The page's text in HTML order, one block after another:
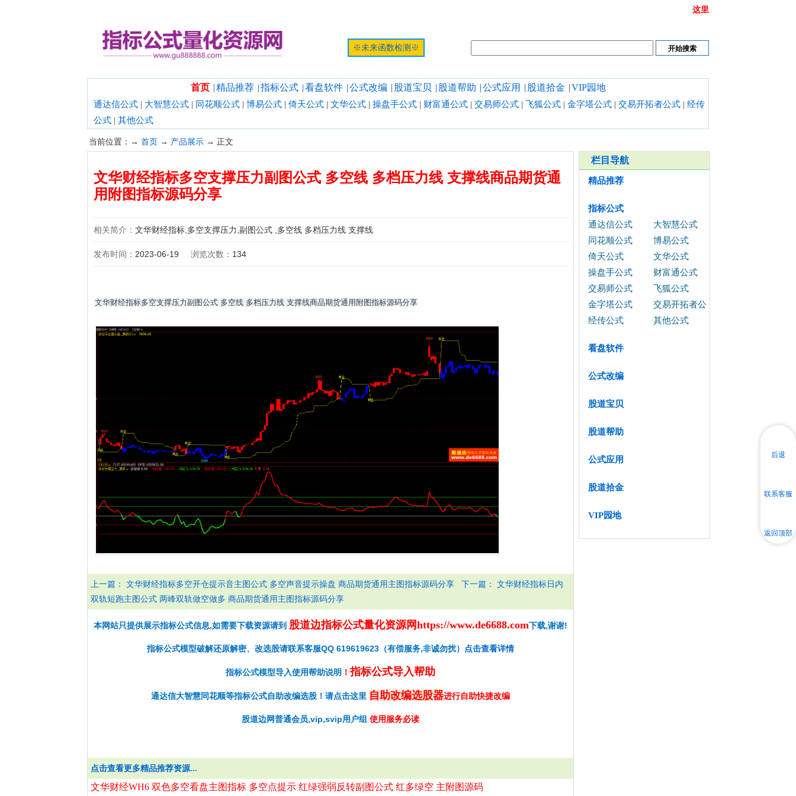
这里
※未来函数检测※
首页 |精品推荐 |指标公式 |看盘软件 |公式改编 | 股道宝贝 | 股道帮助 |公式应用 | 股道拾金 |VIP园地
通达信公式 | 大智慧公式 | 同花顺公式 | 博易公式 | 倚天公式 | 文华公式 | 操盘手公式 | 财富通公式 | 交易师公式 | 飞狐公式 | 金字塔公式 | 交易开拓者公式 | 经传
公式 | 其他公式
当前位置：→ 首页 → 产品展示 → 正文
文华财经指标多空支撑压力副图公式 多空线 多档压力线 支撑线商品期货通
用附图指标源码分享
相关简介： 文华财经指标,多空支撑压力,副图公式 ,多空线 多档压力线 支撑线
发布时间： 2023-06-19 浏览次数： 134
文华财经指标多空支撑压力副图公式 多空线 多档压力线 支撑线商品期货通用附图指标源码分享
上一篇： 文华财经指标多空开仓提示音主图公式 多空声音提示操盘 商品期货通用主图指标源码分享 下一篇： 文华财经指标日内
双轨短跑主图公式 两峰双轨做空做多 商品期货通用主图指标源码分享
本网站只提供展示指标公式信息,如需要下载资源请到 股道边指标公式量化资源网https://www.de6688.com下载,谢谢!
指标公式模型破解还原解密、改选股请联系客服QQ 619619623（有偿服务,非诚勿扰） 点击查看详情
指标公式模型导入使用帮助说明 ！指标公式导入帮助
通达信大智慧同花顺等指标公式自助改编选股！请点击这里 自助改编选股器进行自助快捷改编
股道边网普通会员,vip,svip用户组 使用服务必读
点击查看更多精品推荐资源...
文华财经WH6 双色多空看盘主图指标 多空点提示 红绿强弱反转副图公式 红多绿空 主附图源码
栏目导航
精品推荐
指标公式
通达信公式
大智慧公式
同花顺公式
博易公式
倚天公式
文华公式
操盘手公式
财富通公式
交易师公式
飞狐公式
金字塔公式
交易开拓者公
式
经传公式 其他公式
看盘软件
公式改编
股道宝贝
股道帮助
公式应用
股道拾金
VIP园地
后退
联系客服
返回顶部